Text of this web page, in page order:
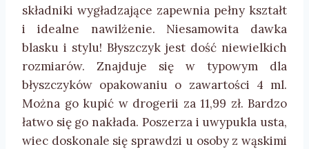
składniki wygładzające zapewnia pełny kształt
i idealne nawilżenie. Niesamowita dawka
blasku i stylu! Błyszczyk jest dość niewielkich
rozmiarów. Znajduje się w typowym dla
błyszczyków opakowaniu o zawartości 4 ml.
Można go kupić w drogerii za 11,99 zł. Bardzo
łatwo się go nakłada. Poszerza i uwypukla usta,
wiec doskonale się sprawdzi u osoby z wąskimi